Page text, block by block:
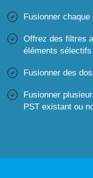
Fusionner
Offrez des filtres
éléments sélectifs
Fusionner des
Fusionner
PST existant ou